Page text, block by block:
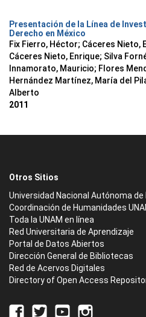
Presentación de la Línea de
Derecho en México
Fix Fierro, Héctor; Cáceres Nieto,
Cáceres Nieto, Enrique; Silva
Innamorato, Mauricio; Flores
Hernández Martínez, María del
Alberto
2011
Otros Sitios
Universidad Nacional Autónoma de
Coordinación de Humanidades
Toda la UNAM en línea
Red Universitaria de Aprendizaje
Portal de Datos Abiertos
Dirección General de Bibliotecas
Red de Acervos Digitales
Directory of Open Access